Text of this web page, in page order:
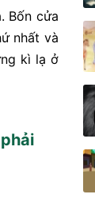
Bốn cửa
nhất và
kì lạ ở